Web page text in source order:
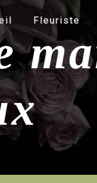
Fleuriste